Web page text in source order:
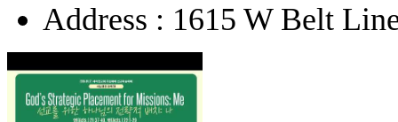
Address : 1615 W Belt